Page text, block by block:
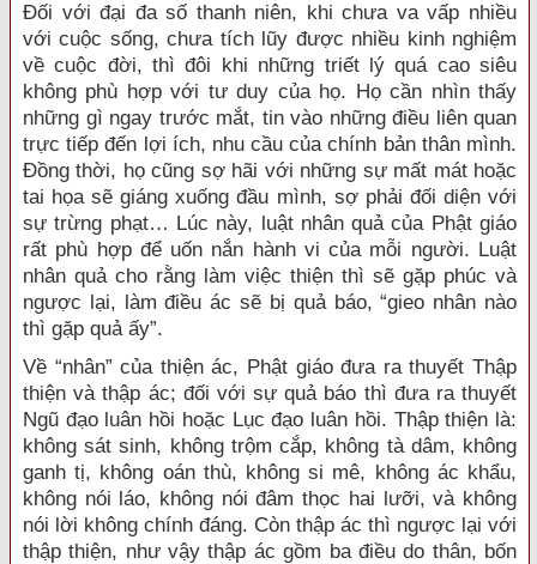
Đối với đại đa số thanh niên, khi chưa va vấp nhiều
với cuộc sống, chưa tích lũy được nhiều kinh nghiệm
về cuộc đời, thì đôi khi những triết lý quá cao siêu
không phù hợp với tư duy của họ. Họ cần nhìn thấy
những gì ngay trước mắt, tin vào những điều liên quan
trực tiếp đến lợi ích, nhu cầu của chính bản thân mình.
Đồng thời, họ cũng sợ hãi với những sự mất mát hoặc
tai họa sẽ giáng xuống đầu mình, sợ phải đối diện với
sự trừng phạt… Lúc này, luật nhân quả của Phật giáo
rất phù hợp để uốn nắn hành vi của mỗi người. Luật
nhân quả cho rằng làm việc thiện thì sẽ gặp phúc và
ngược lại, làm điều ác sẽ bị quả báo, “gieo nhân nào
thì gặp quả ấy”.
Về “nhân” của thiện ác, Phật giáo đưa ra thuyết Thập
thiện và thập ác; đối với sự quả báo thì đưa ra thuyết
Ngũ đạo luân hồi hoặc Lục đạo luân hồi. Thập thiện là:
không sát sinh, không trộm cắp, không tà dâm, không
ganh tị, không oán thù, không si mê, không ác khẩu,
không nói láo, không nói đâm thọc hai lưỡi, và không
nói lời không chính đáng. Còn thập ác thì ngược lại với
thập thiện, như vậy thập ác gồm ba điều do thân, bốn